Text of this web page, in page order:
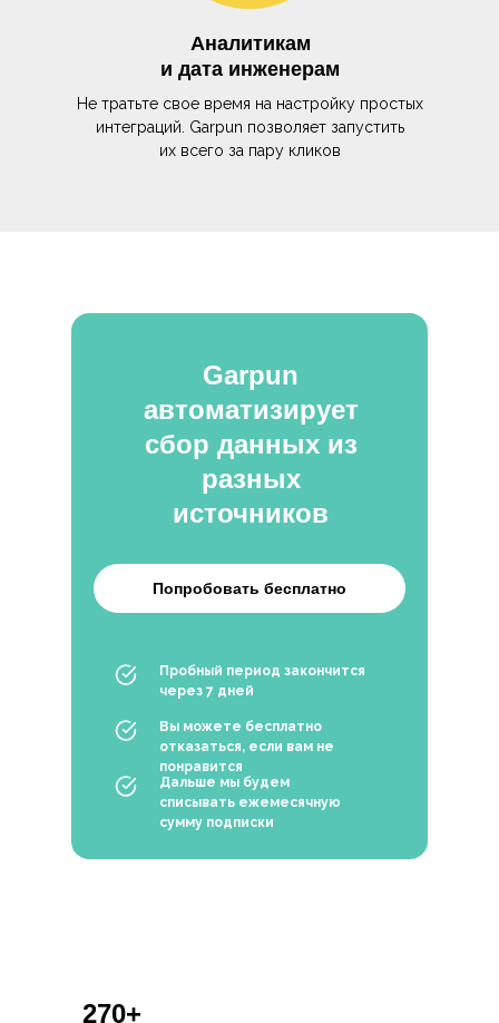
Аналитикам
и дата инженерам
Не тратьте свое время на настройку простых
интеграций. Garpun позволяет запустить
их всего за пару кликов
Garpun
автоматизирует
сбор данных из
разных
источников
Попробовать бесплатно
Пробный период закончится
через 7 дней
Дальше мы будем
списывать ежемесячную
сумму подписки
Вы можете бесплатно
отказаться, если вам не
понравится
270+